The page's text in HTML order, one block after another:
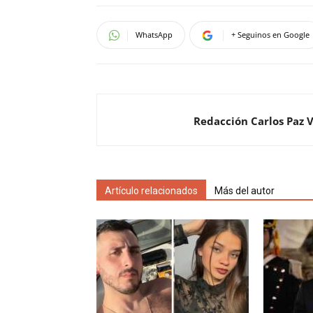
WhatsApp + Seguinos en Google
Redacción Carlos Paz
Artículo relacionados Más del autor